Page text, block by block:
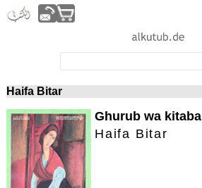
Haifa Bitar
Ghurub wa kitaba
Haifa Bitar